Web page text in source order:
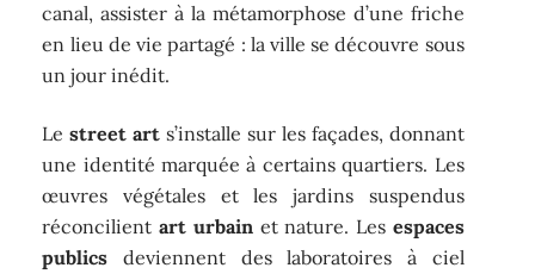
canal, assister à la métamorphose d’une friche
en lieu de vie partagé : la ville se découvre sous
un jour inédit.
Lestreet art s’installe sur les façades, donnant
une identité marquée à certains quartiers. Les
œuvres végétales et les jardins suspendus
réconcilientart urbainet nature. Les espaces
publics deviennent des laboratoires à ciel